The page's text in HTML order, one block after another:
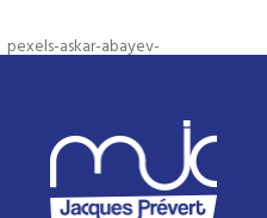
pexels-askar-abayev-